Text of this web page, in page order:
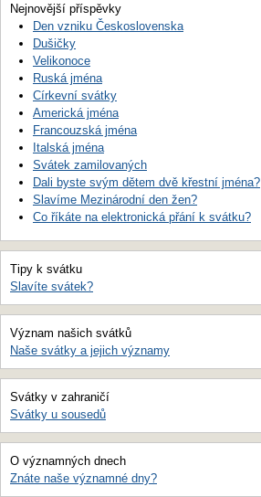
Nejnovější příspěvky
Den vzniku Československa
Dušičky
Velikonoce
Ruská jména
Církevní svátky
Americká jména
Francouzská jména
Italská jména
Svátek zamilovaných
Dali byste svým dětem dvě křestní jména?
Slavíme Mezinárodní den žen?
Co říkáte na elektronická přání k svátku?
Tipy k svátku
Slavíte svátek?
Význam našich svátků
Naše svátky a jejich významy
Svátky v zahraničí
Svátky u sousedů
O významných dnech
Znáte naše významné dny?